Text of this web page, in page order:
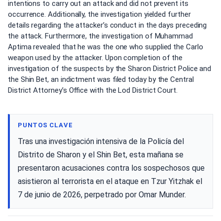
intentions to carry out an attack and did not prevent its
occurrence. Additionally, the investigation yielded further
details regarding the attacker’s conduct in the days preceding
the attack. Furthermore, the investigation of Muhammad
Aptima revealed that he was the one who supplied the Carlo
weapon used by the attacker. Upon completion of the
investigation of the suspects by the Sharon District Police and
the Shin Bet, an indictment was filed today by the Central
District Attorney’s Office with the Lod District Court.
PUNTOS CLAVE
Tras una investigación intensiva de la Policía del
Distrito de Sharon y el Shin Bet, esta mañana se
presentaron acusaciones contra los sospechosos que
asistieron al terrorista en el ataque en Tzur Yitzhak el
7 de junio de 2026, perpetrado por Omar Munder.